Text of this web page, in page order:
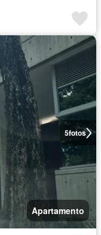
5fotos
Apartamento